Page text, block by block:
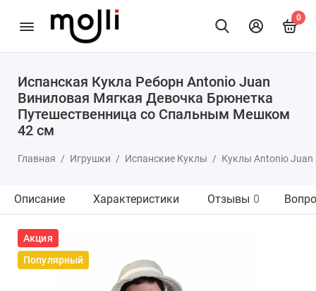
0
Испанская Кукла Реборн Antonio Juan
Виниловая Мягкая Девочка Брюнетка
Путешественница со Спальным Мешком
42 см
Главная Игрушки Испанские Куклы Куклы Antonio Juan
Описание Характеристики Отзывы 0
Акция
Популярный